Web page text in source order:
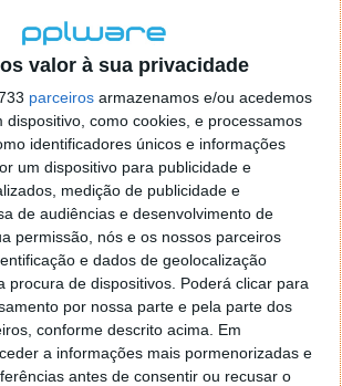
valor à sua privacidade
parceiros armazenamos e/ou acedemos
dispositivo, como cookies, e processamos
identificadores únicos e informações
um dispositivo para publicidade e
medição de publicidade e
de audiências e desenvolvimento de
permissão, nós e os nossos parceiros
e dados de geolocalização
procura de dispositivos. Poderá clicar para
por nossa parte e pela parte dos
conforme descrito acima. Em
a informações mais pormenorizadas e
antes de consentir ou recusar o
convém mencionar uma das
apregoadas pelos representantes da
e essa foi a inclusão dum sistema
dos ecrãs, ou seja, o próprio
resolução do monitor adapta-se e
de dados visíveis. É útil.
foi também ele, alvo de
ao nível do ambiente
Os estádios aparentam agora
a multidão comporta-se duma
reagindo aos eventos do jogo.
de imagens do ambiente
(onde se vêm lojas, por
boa adição visual.